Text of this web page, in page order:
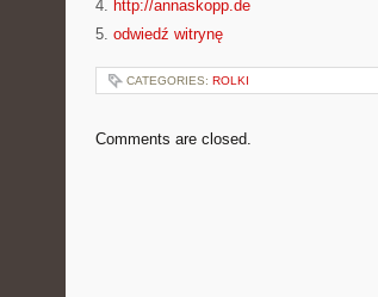
4. http://annaskopp.de
5. odwiedź witrynę
CATEGORIES: ROLKI
Comments are closed.